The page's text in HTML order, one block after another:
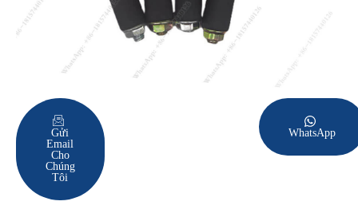
Gửi
Email
Cho
Chúng
Tôi
WhatsApp